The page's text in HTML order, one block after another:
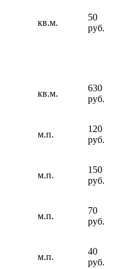
кв.м.
50
руб.
кв.м.
630
руб.
м.п.
120
руб.
м.п.
150
руб.
м.п.
70
руб.
м.п.
40
руб.